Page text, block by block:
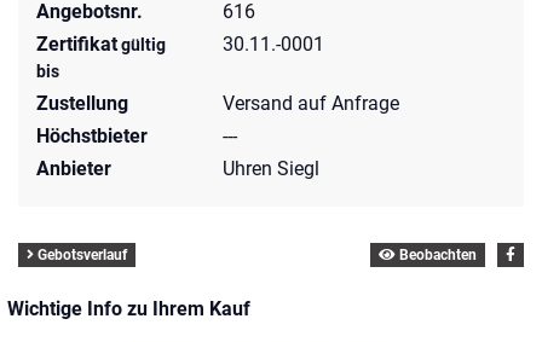
Angebotsnr.
616
Zertifikatgültig
bis
30.11.-0001
Zustellung
Versand auf Anfrage
Höchstbieter
---
Anbieter
Uhren Siegl
Gebotsverlauf Beobachten
Wichtige Info zu Ihrem Kauf